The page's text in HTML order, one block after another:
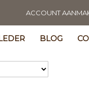
ACCOUNT
BLOG